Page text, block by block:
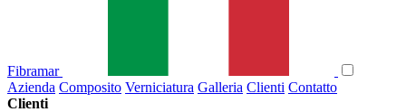
Fibramar
Azienda Composito Verniciatura Galleria Clienti Contatto
Clienti